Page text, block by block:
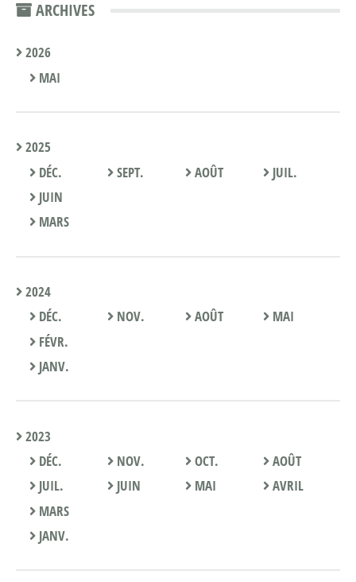
ARCHIVES
2026
MAI
2025
DÉC.
SEPT. AOÛT
JUIL.
JUIN
MARS
2024
DÉC.
NOV. AOÛT
MAI
FÉVR.
JANV.
2023
DÉC.
NOV. OCT.
AOÛT
JUIL.
JUIN MAI
AVRIL
MARS
JANV.